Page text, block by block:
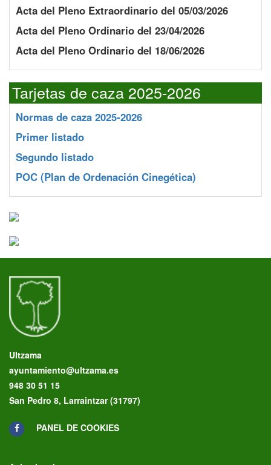
Acta del Pleno Extraordinario del 05/03/2026
Acta del Pleno Ordinario del 23/04/2026
Acta del Pleno Ordinario del 18/06/2026
Tarjetas de caza 2025-2026
Normas de caza 2025-2026
Primer listado
Segundo listado
POC (Plan de Ordenación Cinegética)
Ultzama
ayuntamiento@ultzama.es
948 30 51 15
San Pedro 8, Larraintzar (31797)
PANEL DE COOKIES